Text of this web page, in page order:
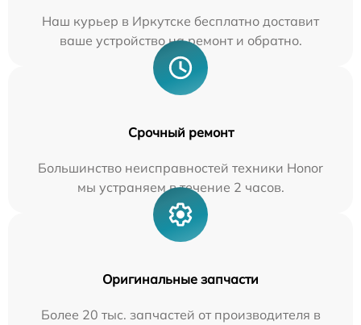
Наш курьер в Иркутске бесплатно доставит
ваше устройство на ремонт и обратно.
Срочный ремонт
Большинство неисправностей техники Honor
мы устраняем в течение 2 часов.
Оригинальные запчасти
Более 20 тыс. запчастей от производителя в